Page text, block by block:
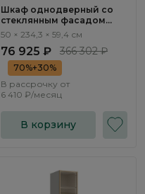
Шкаф однодверный со
стеклянным фасадом
Тиара / Tiara RT312.1.F
50 × 234,3 × 59,4 см
76 925 ₽ 366 302 ₽
70%+30%
В рассрочку от
6 410 ₽/месяц
В корзину